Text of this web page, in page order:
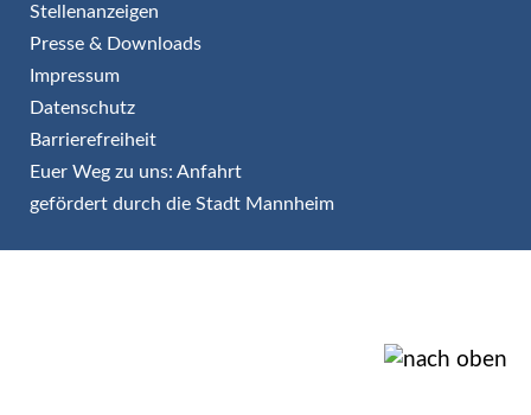
Stellenanzeigen
Presse & Downloads
Impressum
Datenschutz
Barrierefreiheit
Euer Weg zu uns: Anfahrt
gefördert durch die Stadt Mannheim